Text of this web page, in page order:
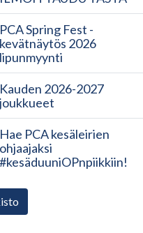
PCA Spring Fest -
kevätnäytös 2026
lipunmyynti
Kauden 2026-2027
joukkueet
Hae PCA kesäleirien
ohjaajaksi
#kesäduuniOPnpiikkiin!